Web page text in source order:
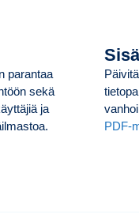
parantaa
sekä
ja
PDF-